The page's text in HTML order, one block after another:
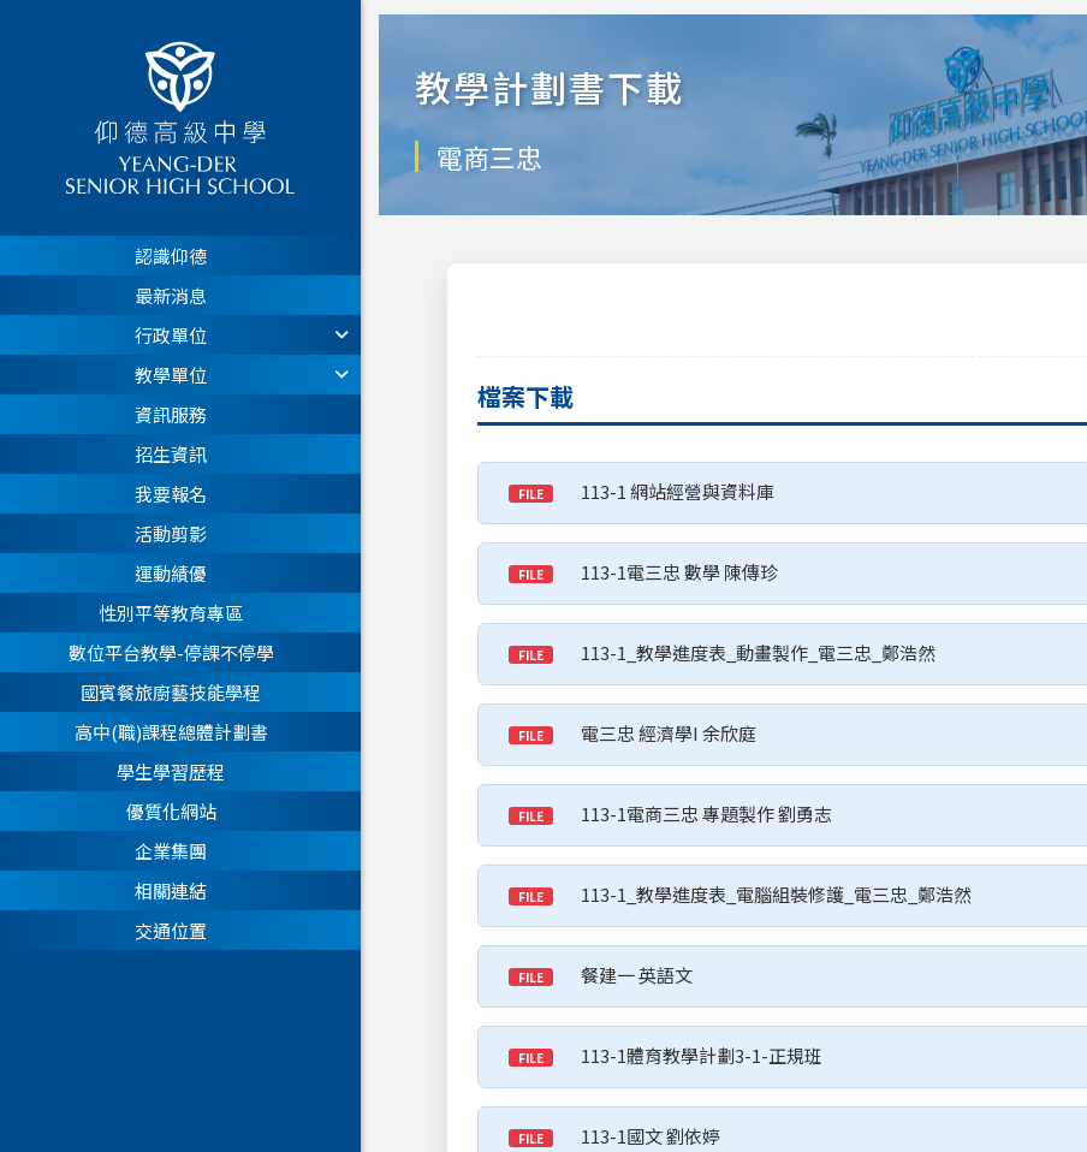
認識仰德
最新消息
行政單位
教學單位
資訊服務
招生資訊
我要報名
活動剪影
運動績優
性別平等教育專區
數位平台教學-停課不停學
國賓餐旅廚藝技能學程
高中(職)課程總體計劃書
學生學習歷程
優質化網站
企業集團
相關連結
交通位置
教學計劃書下載
電商三忠
檔案下載
FILE 113-1 網站經營與資料庫
FILE 113-1電三忠 數學 陳傳珍
FILE 113-1_教學進度表_動畫製作_電三忠_鄭浩然
FILE 電三忠 經濟學I 余欣庭
FILE 113-1電商三忠 專題製作 劉勇志
FILE 113-1_教學進度表_電腦組裝修護_電三忠_鄭浩然
FILE 餐建一 英語文
FILE 113-1體育教學計劃3-1-正規班
FILE 113-1國文 劉依婷